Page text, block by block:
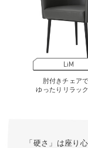
LiM
肘付きチェアで
ゆったりリラッ
「硬さ」は座り